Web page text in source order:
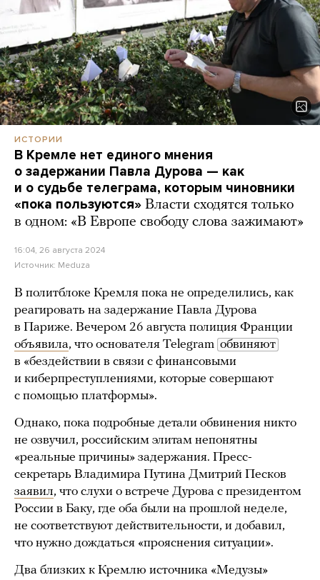
ИСТОРИИ
В Кремле нет единого мнения
о задержании Павла Дурова — как
и о судьбе телеграма, которым чиновники
«пока пользуются» Власти сходятся только
в одном: «В Европе свободу слова зажимают»
16:04, 26 августа 2024
Источник: Meduza
В политблоке Кремля пока не определились, как
реагировать на задержание Павла Дурова
в Париже. Вечером 26 августа полиция Франции
объявила, что основателя Telegram обвиняют
в «бездействии в связи с финансовыми
и киберпреступлениями, которые совершают
с помощью платформы».
Однако, пока подробные детали обвинения никто
не озвучил, российским элитам непонятны
«реальные причины» задержания. Пресс-
секретарь Владимира Путина Дмитрий Песков
заявил, что слухи о встрече Дурова с президентом
России в Баку, где оба были на прошлой неделе,
не соответствуют действительности, и добавил,
что нужно дождаться «прояснения ситуации».
Два близких к Кремлю источника «Медузы»